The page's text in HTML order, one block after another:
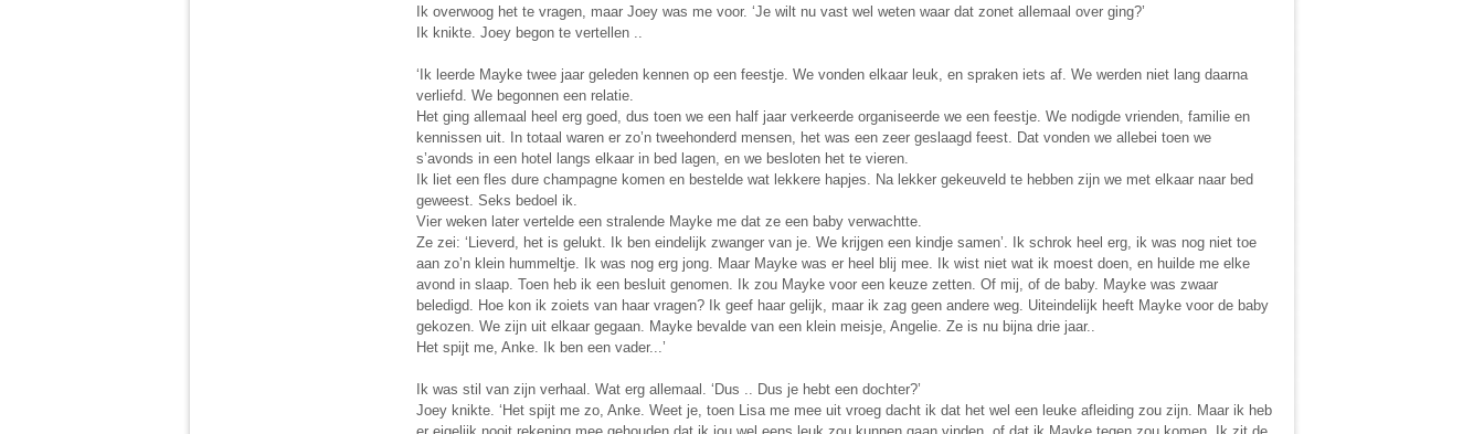
Ik overwoog het te vragen, maar Joey was me voor. ‘Je wilt nu vast wel weten waar dat zonet allemaal over ging?’
Ik knikte. Joey begon te vertellen ..
‘Ik leerde Mayke twee jaar geleden kennen op een feestje. We vonden elkaar leuk, en spraken iets af. We werden niet lang daarna
verliefd. We begonnen een relatie.
Het ging allemaal heel erg goed, dus toen we een half jaar verkeerde organiseerde we een feestje. We nodigde vrienden, familie en
kennissen uit. In totaal waren er zo’n tweehonderd mensen, het was een zeer geslaagd feest. Dat vonden we allebei toen we
s’avonds in een hotel langs elkaar in bed lagen, en we besloten het te vieren.
Ik liet een fles dure champagne komen en bestelde wat lekkere hapjes. Na lekker gekeuveld te hebben zijn we met elkaar naar bed
geweest. Seks bedoel ik.
Vier weken later vertelde een stralende Mayke me dat ze een baby verwachtte.
Ze zei: ‘Lieverd, het is gelukt. Ik ben eindelijk zwanger van je. We krijgen een kindje samen’. Ik schrok heel erg, ik was nog niet toe
aan zo’n klein hummeltje. Ik was nog erg jong. Maar Mayke was er heel blij mee. Ik wist niet wat ik moest doen, en huilde me elke
avond in slaap. Toen heb ik een besluit genomen. Ik zou Mayke voor een keuze zetten. Of mij, of de baby. Mayke was zwaar
beledigd. Hoe kon ik zoiets van haar vragen? Ik geef haar gelijk, maar ik zag geen andere weg. Uiteindelijk heeft Mayke voor de baby
gekozen. We zijn uit elkaar gegaan. Mayke bevalde van een klein meisje, Angelie. Ze is nu bijna drie jaar..
Het spijt me, Anke. Ik ben een vader...’
Ik was stil van zijn verhaal. Wat erg allemaal. ‘Dus .. Dus je hebt een dochter?’
Joey knikte. ‘Het spijt me zo, Anke. Weet je, toen Lisa me mee uit vroeg dacht ik dat het wel een leuke afleiding zou zijn. Maar ik heb